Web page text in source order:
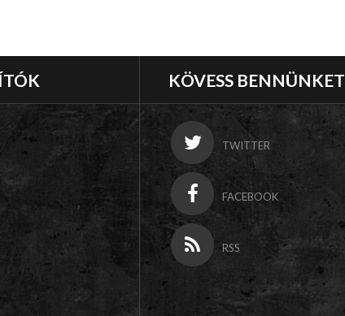
KÖVESS BENNÜNKET
TWITTER
FACEBOOK
RSS